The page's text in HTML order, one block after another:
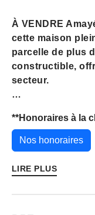
À VENDRE Amayé-sur-Seulles, venez découvrir
cette maison
parcelle de plus
constructible,
secteur.
plain-pied avec
chaleureux, une
cuisine
apportant
**Honoraires à la
Nos honoraires
LIRE PLUS